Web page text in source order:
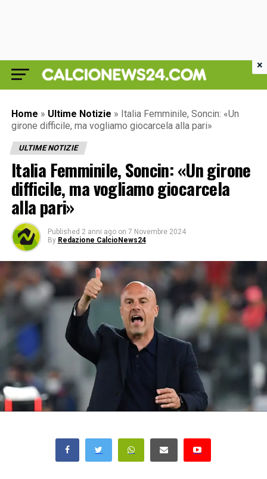
Home » Ultime Notizie » Italia Femminile, Soncin: «Un
girone difficile, ma vogliamo giocarcela alla pari»
ULTIME NOTIZIE
Italia Femminile, Soncin: «Un girone
difficile, ma vogliamo giocarcela
alla pari»
Published 2 anni ago on 7 Novembre 2024
By Redazione CalcioNews24
×